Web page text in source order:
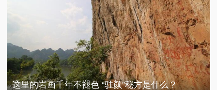
这里的岩画千年不褪色 “驻颜”秘方是什么？